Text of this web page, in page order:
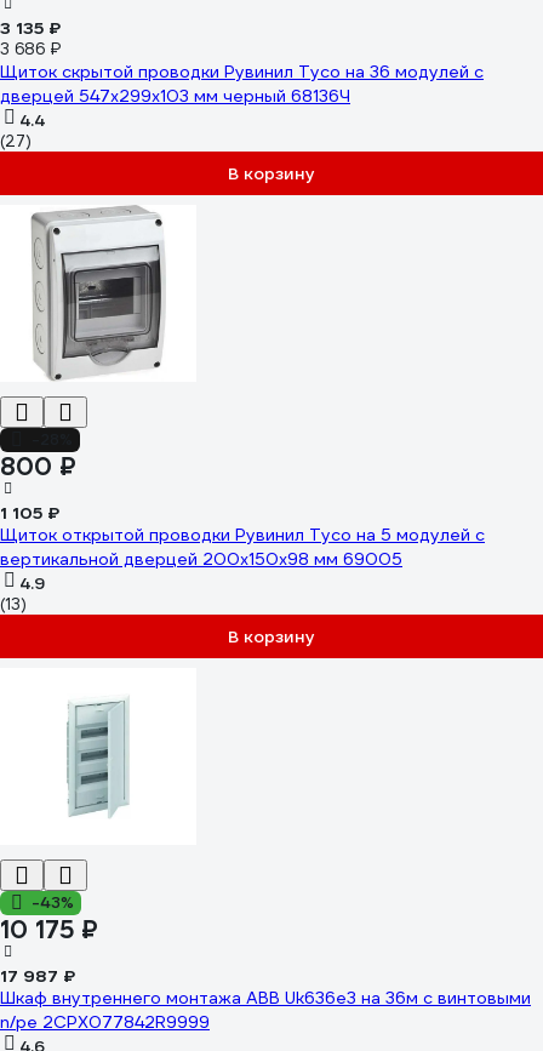
3 135 ₽
3 686 ₽
Щиток скрытой проводки Рувинил Тусо на 36 модулей с
дверцей 547x299x103 мм черный 68136Ч
4.4
(27)
В корзину
800 ₽
1 105 ₽
Щиток открытой проводки Рувинил Тусо на 5 модулей с
вертикальной дверцей 200x150x98 мм 69005
4.9
(13)
В корзину
-43%
10 175 ₽
17 987 ₽
Шкаф внутреннего монтажа ABB Uk636e3 на 36м с винтовыми
n/pe 2CPX077842R9999
4.6